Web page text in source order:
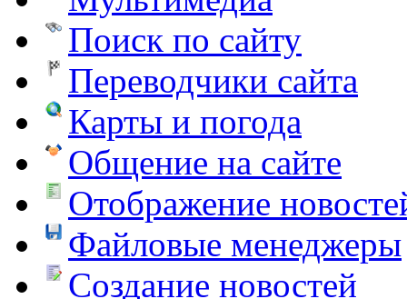
Поиск по сайту
Переводчики сайта
Карты и погода
Общение на сайте
Отображение
Файловые менеджеры
Создание новостей